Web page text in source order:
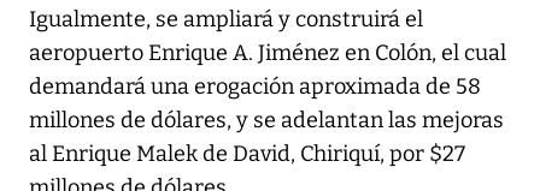
Igualmente, se ampliará y construirá el
aeropuerto Enrique A. Jiménez en Colón, el cual
demandará una erogación aproximada de 58
millones de dólares, y se adelantan las mejoras
al Enrique Malek de David, Chiriquí, por $27